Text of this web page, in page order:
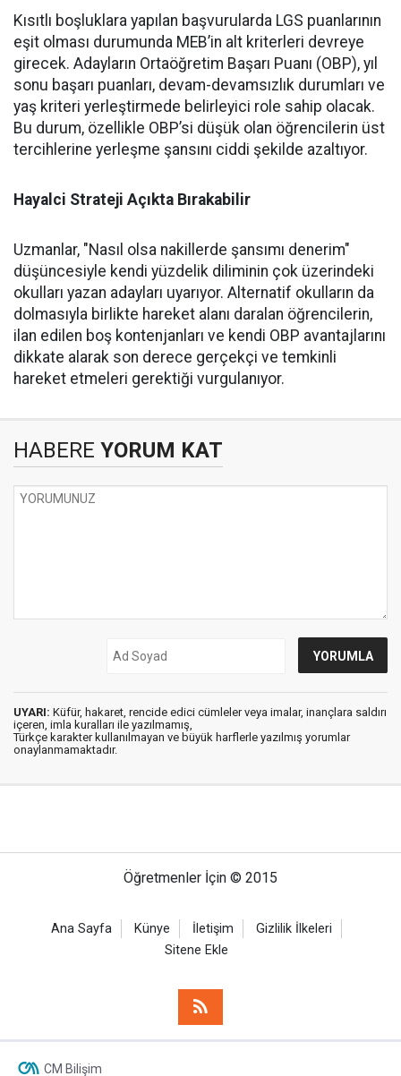
Kısıtlı boşluklara yapılan başvurularda LGS puanlarının
eşit olması durumunda MEB’in alt kriterleri devreye
girecek. Adayların Ortaöğretim Başarı Puanı (OBP), yıl
sonu başarı puanları, devam-devamsızlık durumları ve
yaş kriteri yerleştirmede belirleyici role sahip olacak.
Bu durum, özellikle OBP’si düşük olan öğrencilerin üst
tercihlerine yerleşme şansını ciddi şekilde azaltıyor.
Hayalci Strateji Açıkta Bırakabilir
Uzmanlar, "Nasıl olsa nakillerde şansımı denerim"
düşüncesiyle kendi yüzdelik diliminin çok üzerindeki
okulları yazan adayları uyarıyor. Alternatif okulların da
dolmasıyla birlikte hareket alanı daralan öğrencilerin,
ilan edilen boş kontenjanları ve kendi OBP avantajlarını
dikkate alarak son derece gerçekçi ve temkinli
hareket etmeleri gerektiği vurgulanıyor.
HABERE YORUM KAT
UYARI: Küfür, hakaret, rencide edici cümleler veya imalar, inançlara saldırı
içeren, imla kuralları ile yazılmamış,
Türkçe karakter kullanılmayan ve büyük harflerle yazılmış yorumlar
onaylanmamaktadır.
Öğretmenler İçin © 2015
Ana Sayfa Künye İletişim
Gizlilik İlkeleri
Sitene Ekle
CM Bilişim